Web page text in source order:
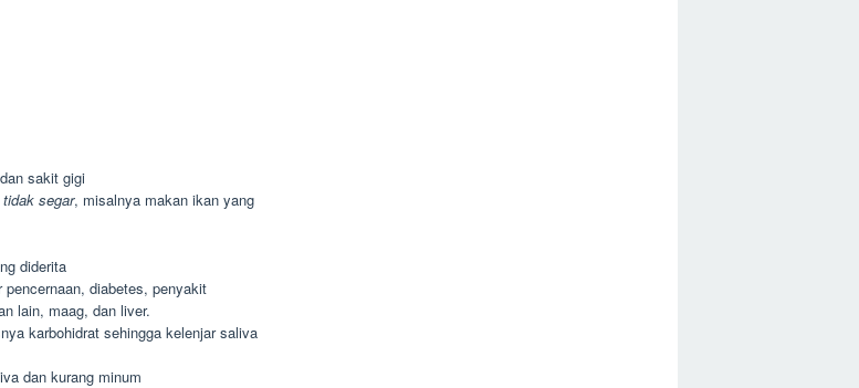
sakit gigi
segar, misalnya makan ikan yang
diderita
diabetes, penyakit
lain, maag, dan liver.
karbohidrat sehingga kelenjar saliva
dan kurang minum